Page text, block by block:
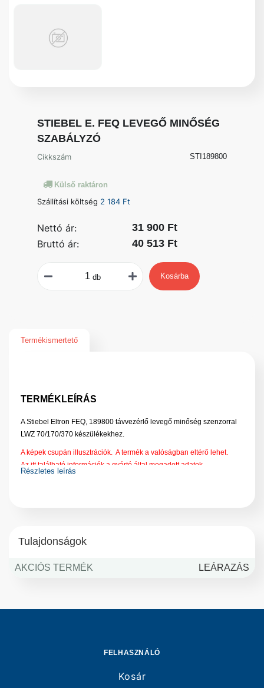
STIEBEL E. FEQ LEVEGŐ MINŐSÉG
SZABÁLYZÓ
Cikkszám STI189800
Külső raktáron
Szállítási költség 2 184 Ft
Nettó ár:
31 900 Ft
Bruttó ár:
40 513 Ft
db Kosárba
Termékismertető
TERMÉKLEÍRÁS
A Stiebel Eltron FEQ, 189800 távvezérlő levegő minőség szenzorral
LWZ 70/170/370 készülékekhez.
A képek csupán illusztrációk. A termék a valóságban eltérő lehet.
Az itt található információk a gyártó által megadott adatok.
Részletes leírás
Tulajdonságok
AKCIÓS TERMÉK LEÁRAZÁS
FELHASZNÁLÓ
Kosár